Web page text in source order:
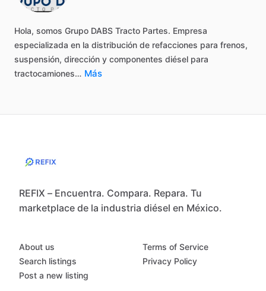
Hola, somos Grupo DABS Tracto Partes. Empresa
especializada en la distribución de refacciones para frenos,
suspensión, dirección y componentes diésel para
tractocamiones… Más
REFIX – Encuentra. Compara. Repara. Tu
marketplace de la industria diésel en México.
About us
Search listings
Post a new listing
Terms of Service
Privacy Policy